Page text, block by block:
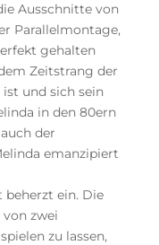
Ausschnitte von
Parallelmontage,
gehalten
Zeitstrang der
und sich sein
in den 80ern
der
emanzipiert
beherzt ein. Die
zwei
zu lassen,